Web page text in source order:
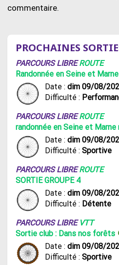
commentaire.
PROCHAINES
PARCOURS LIBREROUTE
Randonnée en Seine et
Date : dim 09/08/
Difficulté :
PARCOURS LIBREROUTE
randonnée en Seine et
Date : dim 09/08/
Difficulté : Sportive
PARCOURS LIBREROUTE
SORTIE GROUPE 4
Date : dim 09/08/
Difficulté : Détente
PARCOURS LIBRE VTT
Sortie club : Dans nos forêts
Date : dim 09/08/
Difficulté : Sportive